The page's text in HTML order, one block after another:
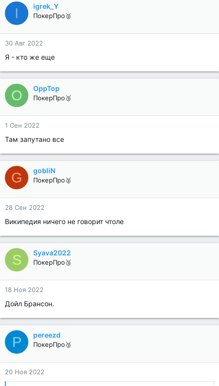
I igrek_Y
ПокерПро🥈
30 Авг 2022
Я - кто же еще
O OppTop
ПокерПро🥉
1 Сен 2022
Там запутано все
G gobliN
ПокерПро🥈
28 Сен 2022
Википедия ничего не говорит чтоле
S Syava2022
ПокерПро🥉
18 Ноя 2022
Дойл Брансон.
P pereezd
ПокерПро🥉
20 Ноя 2022